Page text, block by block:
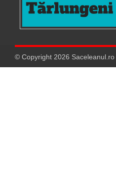
© Copyright 2026 Saceleanul.ro